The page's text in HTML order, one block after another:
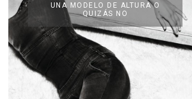
UNA MODELO DE ALTURA O
QUIZÁS NO